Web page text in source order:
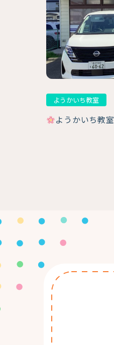
ようかいち教室
ようかいち教室